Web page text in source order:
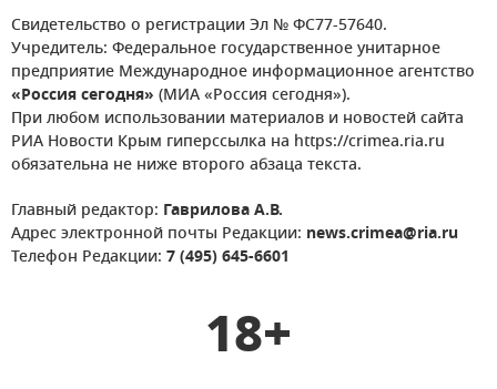
Свидетельство о регистрации Эл № ФС77-57640.
Учредитель: Федеральное государственное унитарное
предприятие Международное информационное агентство
«Россия сегодня» (МИА «Россия сегодня»).
При любом использовании материалов и новостей сайта
РИА Новости Крым гиперссылка на https://crimea.ria.ru
обязательна не ниже второго абзаца текста.
Главный редактор: Гаврилова А.В.
Адрес электронной почты Редакции: news.crimea@ria.ru
Телефон Редакции: 7 (495) 645-6601
18+